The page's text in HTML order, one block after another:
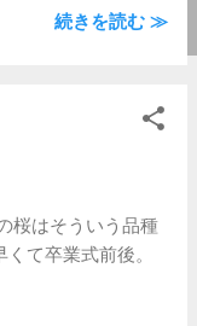
続きを読む ≫
桜はそういう品種
て卒業式前後。